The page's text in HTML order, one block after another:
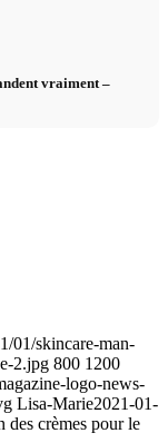
vraiment –
01/skincare-man-
2.jpg 800 1200
logo-news-
Lisa-Marie2021-01-
des crèmes pour le